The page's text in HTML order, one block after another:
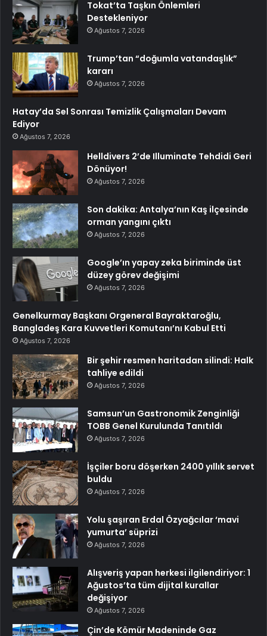
Tokat’ta Taşkın Önlemleri
Destekleniyor
Ağustos 7, 2026
Trump’tan “doğumla vatandaşlık”
kararı
Ağustos 7, 2026
Hatay’da Sel Sonrası Temizlik Çalışmaları Devam
Ediyor
Ağustos 7, 2026
Helldivers 2’de Illuminate Tehdidi Geri
Dönüyor!
Ağustos 7, 2026
Son dakika: Antalya’nın Kaş ilçesinde
orman yangını çıktı
Ağustos 7, 2026
Google’ın yapay zeka biriminde üst
düzey görev değişimi
Ağustos 7, 2026
Genelkurmay Başkanı Orgeneral Bayraktaroğlu,
Bangladeş Kara Kuvvetleri Komutanı’nı Kabul Etti
Ağustos 7, 2026
Bir şehir resmen haritadan silindi: Halk
tahliye edildi
Ağustos 7, 2026
Samsun’un Gastronomik Zenginliği
TOBB Genel Kurulunda Tanıtıldı
Ağustos 7, 2026
İşçiler boru döşerken 2400 yıllık servet
buldu
Ağustos 7, 2026
Yolu şaşıran Erdal Özyağcılar ‘mavi
yumurta’ süprizi
Ağustos 7, 2026
Alışveriş yapan herkesi ilgilendiriyor: 1
Ağustos’ta tüm dijital kurallar
değişiyor
Ağustos 7, 2026
Çin’de Kömür Madeninde Gaz